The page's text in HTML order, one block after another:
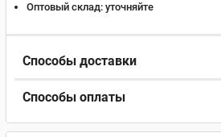
Оптовый склад: уточняйте
Способы доставки
Способы оплаты